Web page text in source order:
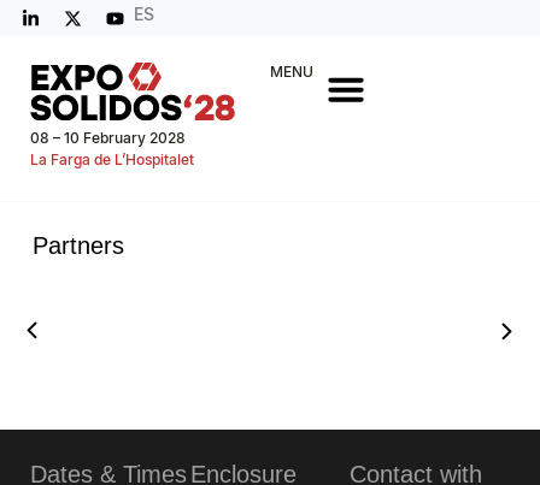
ES
08 – 10 February 2028
La Farga de L’Hospitalet
MENU
Partners
Dates & TimesEnclosure
Contact with